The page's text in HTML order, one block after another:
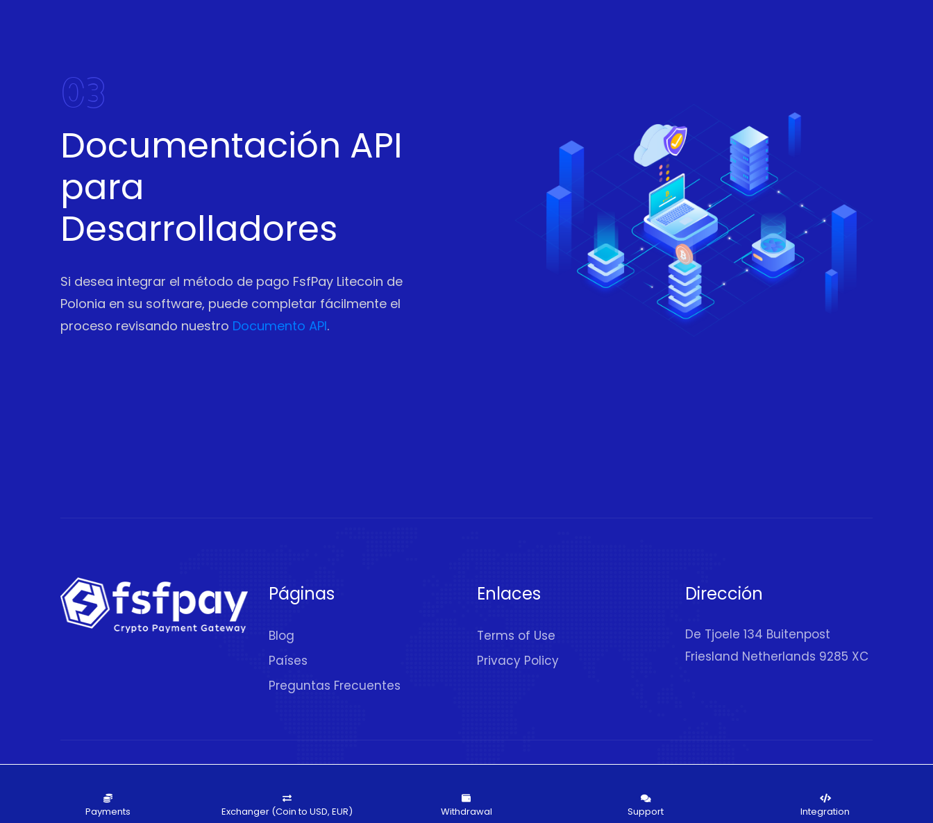
03
Documentación API
para
Desarrolladores
Si desea integrar el método de pago FsfPay Litecoin de
Polonia en su software, puede completar fácilmente el
proceso revisando nuestro Documento API.
Páginas
Blog
Países
Preguntas Frecuentes
Enlaces
Terms of Use
Privacy Policy
Dirección
De Tjoele 134 Buitenpost
Friesland Netherlands 9285 XC
Payments Exchanger (Coin to USD, EUR) Withdrawal Support Integration